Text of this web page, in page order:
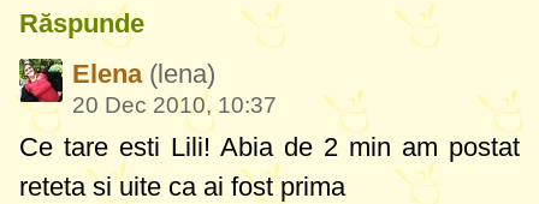
Răspunde
Elena (lena)
20 Dec 2010, 10:37
Ce tare esti Lili! Abia de 2 min am postat
reteta si uite ca ai fost prima